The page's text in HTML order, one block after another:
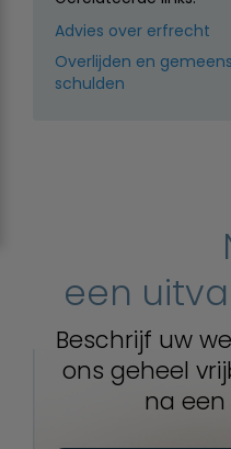
Advies over erfrecht
Overlijden en
schulden
een
Beschrijf uw
ons geheel
na een